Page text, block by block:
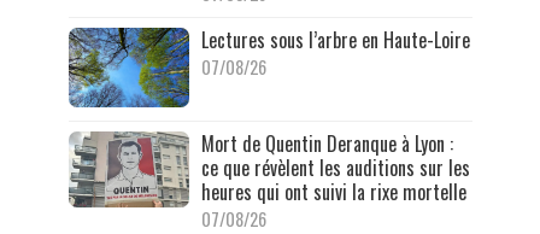
Lectures sous l’arbre en Haute-Loire
07/08/26
Mort de Quentin Deranque à Lyon :
ce que révèlent les auditions sur les
heures qui ont suivi la rixe mortelle
07/08/26